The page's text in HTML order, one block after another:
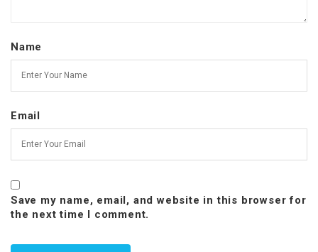
Name
Email
Save my name, email, and website in this browser for
the next time I comment.